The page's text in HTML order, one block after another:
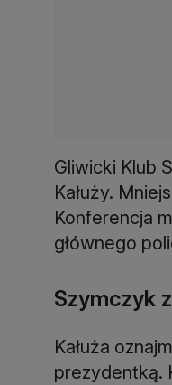
Gliwicki Klub
Kałuży.
Konferencja
głównego
Szymczyk
Kałuża
prezydentką.